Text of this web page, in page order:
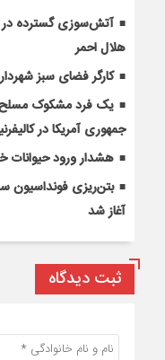
آتش‌سوزی گسترده در
هلال احمر
کارگر فضای سبز
یک فرد مشکوک مسلح
جمهوری آمریکا در
هشدار ورود حیوانات
آغاز شد
ثبت دیدگاه